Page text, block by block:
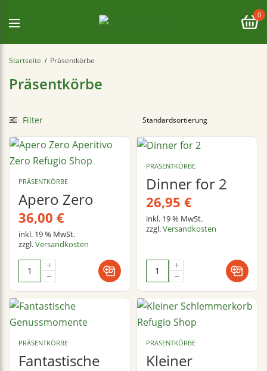
0
Startseite / Präsentkörbe
Präsentkörbe
Filter
PRÄSENTKÖRBE
Apero Zero
36,00 €
inkl. 19 % MwSt.
zzgl.Versandkosten
PRÄSENTKÖRBE
Dinner for 2
26,95 €
inkl. 19 % MwSt.
zzgl.Versandkosten
PRÄSENTKÖRBE
Fantastische
PRÄSENTKÖRBE
Kleiner